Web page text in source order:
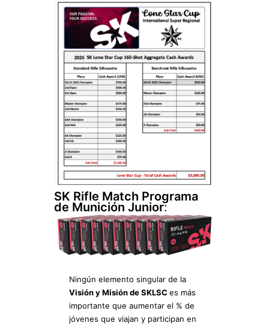
SK Rifle Match Programa
de Munición Junior:
Ningún elemento singular de la
Visión y Misión de SKLSC es más
importante que aumentar el % de
jóvenes que viajan y participan en